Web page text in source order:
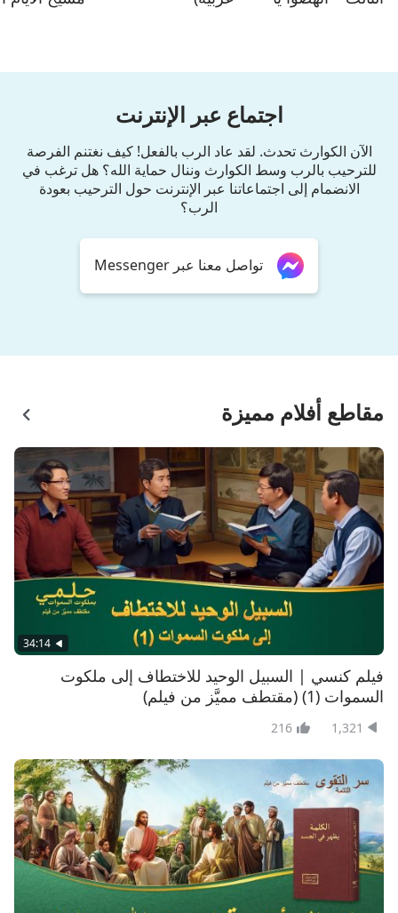
اجتماع عبر الإنترنت
الآن الكوارث تحدث. لقد عاد الرب بالفعل! كيف نغتنم الفرصة
للترحيب بالرب وسط الكوارث وننال حماية الله؟ هل ترغب في
الانضمام إلى اجتماعاتنا عبر الإنترنت حول الترحيب بعودة
الرب؟
تواصل معنا عبر Messenger
مقاطع أفلام مميزة
34:14
فيلم كنسي | السبيل الوحيد للاختطاف إلى ملكوت
السموات (1) (مقتطف مميَّز من فيلم)
1,321
216